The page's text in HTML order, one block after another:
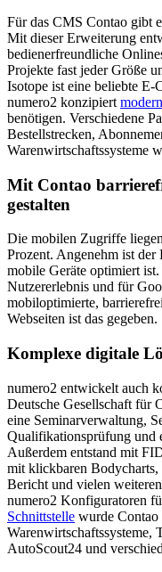
Für das CMS Contao gibt
Mit dieser Erweiterung
bedienerfreundliche
Projekte fast jeder Größe
Isotope ist eine beliebte
numero2 konzipiert
benötigen. Verschiedene
Bestellstrecken,
Warenwirtschaftssysteme
Mit Contao
gestalten
Die mobilen Zugriffe
Prozent. Angenehm ist
mobile Geräte optimiert ist.
Nutzererlebnis und für
mobiloptimierte,
Webseiten ist das gegeben.
Komplexe digitale
numero2 entwickelt auch
Deutsche Gesellschaft für
eine Seminarverwaltung,
Qualifikationsprüfung und
Außerdem entstand mit
mit klickbaren Bodycharts,
Bericht und vielen
numero2 Konfiguratoren
Schnittstelle wurde Contao
Warenwirtschaftssysteme,
AutoScout24 und